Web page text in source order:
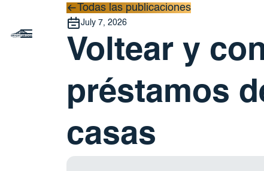
Todas las publicaciones
Todas las publicaciones
July 7, 2026
Voltear y
préstamos
casas